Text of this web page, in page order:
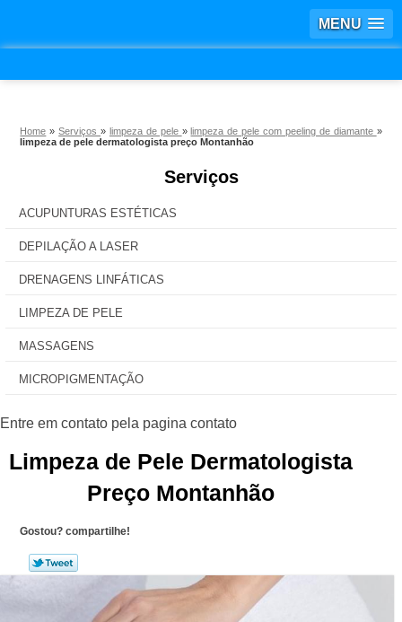
MENU
Home »Serviços» limpeza de pele »limpeza de pele com peeling de diamante »
limpeza de pele dermatologista preço Montanhão
Serviços
ACUPUNTURAS ESTÉTICAS
DEPILAÇÃO A LASER
DRENAGENS LINFÁTICAS
LIMPEZA DE PELE
MASSAGENS
MICROPIGMENTAÇÃO
Limpeza de Pele Dermatologista
Preço Montanhão
Gostou? compartilhe!